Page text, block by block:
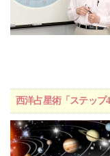
西洋占星術「ステッ